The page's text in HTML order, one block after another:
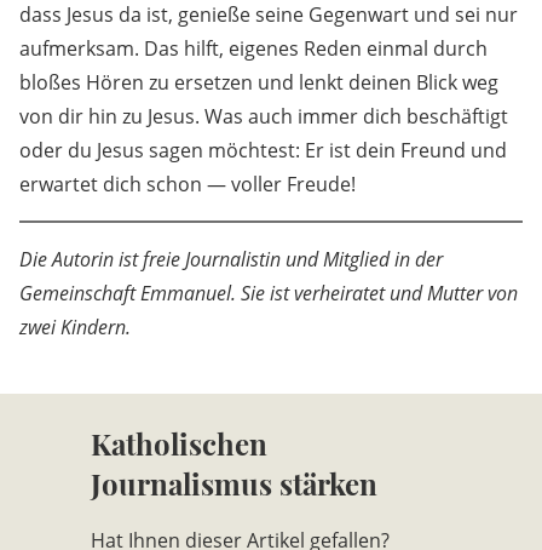
dass Jesus da ist, genieße seine Gegenwart und sei nur
aufmerksam. Das hilft, eigenes Reden einmal durch
bloßes Hören zu ersetzen und lenkt deinen Blick weg
von dir hin zu Jesus. Was auch immer dich beschäftigt
oder du Jesus sagen möchtest: Er ist dein Freund und
erwartet dich schon — voller Freude!
Die Autorin ist freie Journalistin und Mitglied in der
Gemeinschaft Emmanuel. Sie ist verheiratet und Mutter von
zwei Kindern.
Katholischen
Journalismus stärken
Hat Ihnen dieser Artikel gefallen?